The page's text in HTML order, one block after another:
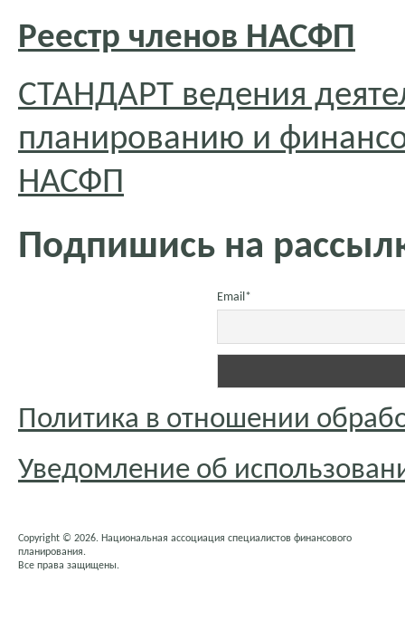
Реестр членов НАСФП
СТАНДАРТ ведения
планированию и
НАСФП
Подпишись на
Email*
Политика в отношении
Уведомление об
Copyright © 2026. Национальная ассоциация специалистов финансового
планирования.
Все права защищены.